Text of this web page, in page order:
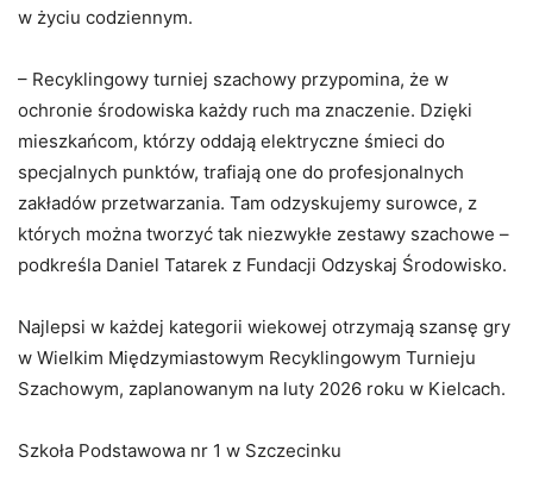
w życiu codziennym.
– Recyklingowy turniej szachowy przypomina, że w
ochronie środowiska każdy ruch ma znaczenie. Dzięki
mieszkańcom, którzy oddają elektryczne śmieci do
specjalnych punktów, trafiają one do profesjonalnych
zakładów przetwarzania. Tam odzyskujemy surowce, z
których można tworzyć tak niezwykłe zestawy szachowe –
podkreśla Daniel Tatarek z Fundacji Odzyskaj Środowisko.
Najlepsi w każdej kategorii wiekowej otrzymają szansę gry
w Wielkim Międzymiastowym Recyklingowym Turnieju
Szachowym, zaplanowanym na luty 2026 roku w Kielcach.
Szkoła Podstawowa nr 1 w Szczecinku